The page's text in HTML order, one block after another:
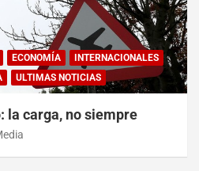
ECONOMÍA
INTERNACIONALES
ULTIMAS NOTICIAS
la carga, no siempre